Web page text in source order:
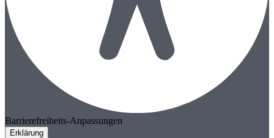
Barrierefreiheits-Anpassungen
Erklärung